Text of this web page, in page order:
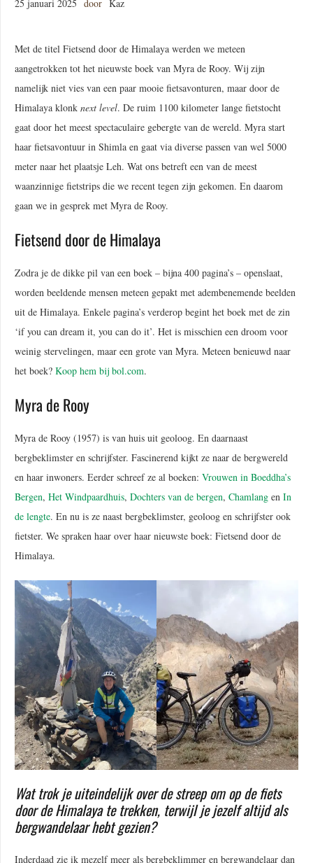
25 januari 2025 door Kaz
Met de titel Fietsend door de Himalaya werden we meteen
aangetrokken tot het nieuwste boek van Myra de Rooy. Wij zijn
namelijk niet vies van een paar mooie fietsavonturen, maar door de
Himalaya klonk next level. De ruim 1100 kilometer lange fietstocht
gaat door het meest spectaculaire gebergte van de wereld. Myra start
haar fietsavontuur in Shimla en gaat via diverse passen van wel 5000
meter naar het plaatsje Leh. Wat ons betreft een van de meest
waanzinnige fietstrips die we recent tegen zijn gekomen. En daarom
gaan we in gesprek met Myra de Rooy.
Fietsend door de Himalaya
Zodra je de dikke pil van een boek – bijna 400 pagina’s – openslaat,
worden beeldende mensen meteen gepakt met adembenemende beelden
uit de Himalaya. Enkele pagina’s verderop begint het boek met de zin
‘if you can dream it, you can do it’. Het is misschien een droom voor
weinig stervelingen, maar een grote van Myra. Meteen benieuwd naar
het boek? Koop hem bij bol.com.
Myra de Rooy
Myra de Rooy (1957) is van huis uit geoloog. En daarnaast
bergbeklimster en schrijfster. Fascinerend kijkt ze naar de bergwereld
en haar inwoners. Eerder schreef ze al boeken: Vrouwen in Boeddha’s
Bergen, Het Windpaardhuis, Dochters van de bergen, Chamlang en In
de lengte. En nu is ze naast bergbeklimster, geoloog en schrijfster ook
fietster. We spraken haar over haar nieuwste boek: Fietsend door de
Himalaya.
Wat trok je uiteindelijk over de streep om op de fiets
door de Himalaya te trekken, terwijl je jezelf altijd als
bergwandelaar hebt gezien?
Inderdaad zie ik mezelf meer als bergbeklimmer en bergwandelaar dan